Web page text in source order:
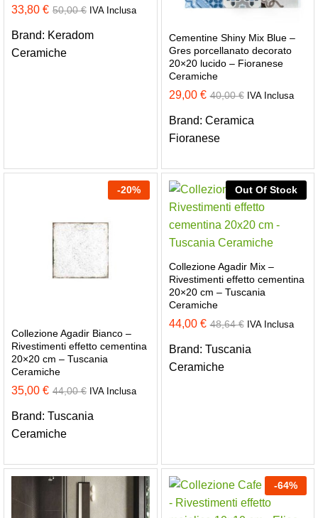
33,80 € 50,00€ IVA Inclusa
Brand: Keradom
Ceramiche
Cementine Shiny Mix Blue –
Gres porcellanato decorato
20×20 lucido – Fioranese
Ceramiche
29,00 € 40,00€ IVA Inclusa
Brand: Ceramica
Fioranese
-20%
Collezione Agadir Bianco –
Rivestimenti effetto cementina
20×20 cm – Tuscania
Ceramiche
35,00 € 44,00€ IVA Inclusa
Brand: Tuscania
Ceramiche
Out Of Stock
Collezione Agadir Mix –
Rivestimenti effetto cementina
20×20 cm – Tuscania
Ceramiche
44,00 € 48,64€ IVA Inclusa
Brand: Tuscania
Ceramiche
-64%